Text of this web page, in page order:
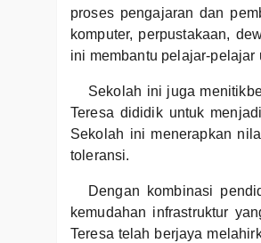
proses pengajaran dan
komputer, perpustakaan,
ini membantu pelajar-
Sekolah ini juga
Teresa dididik untuk
Sekolah ini menerapkan
toleransi.
Dengan kombinasi
kemudahan infrastruktur
Teresa telah berjaya